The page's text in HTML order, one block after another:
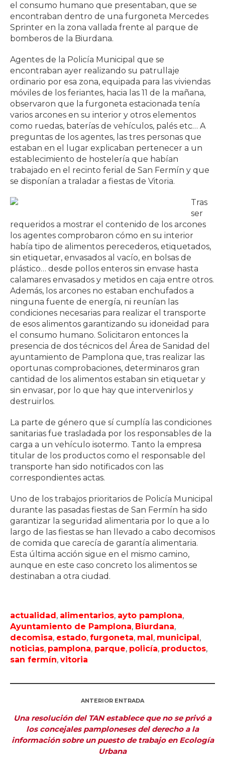
el consumo humano que presentaban, que se
encontraban dentro de una furgoneta Mercedes
Sprinter en la zona vallada frente al parque de
bomberos de la Biurdana.
Agentes de la Policía Municipal que se
encontraban ayer realizando su patrullaje
ordinario por esa zona, equipada para las viviendas
móviles de los feriantes, hacia las 11 de la mañana,
observaron que la furgoneta estacionada tenía
varios arcones en su interior y otros elementos
como ruedas, baterías de vehículos, palés etc… A
preguntas de los agentes, las tres personas que
estaban en el lugar explicaban pertenecer a un
establecimiento de hostelería que habían
trabajado en el recinto ferial de San Fermín y que
se disponían a traladar a fiestas de Vitoria.
Tras
ser
requeridos a mostrar el contenido de los arcones
los agentes comprobaron cómo en su interior
había tipo de alimentos perecederos, etiquetados,
sin etiquetar, envasados al vacío, en bolsas de
plástico… desde pollos enteros sin envase hasta
calamares envasados y metidos en caja entre otros.
Además, los arcones no estaban enchufados a
ninguna fuente de energía, ni reunían las
condiciones necesarias para realizar el transporte
de esos alimentos garantizando su idoneidad para
el consumo humano. Solicitaron entonces la
presencia de dos técnicos del Área de Sanidad del
ayuntamiento de Pamplona que, tras realizar las
oportunas comprobaciones, determinaros gran
cantidad de los alimentos estaban sin etiquetar y
sin envasar, por lo que hay que intervenirlos y
destruirlos.
La parte de género que sí cumplía las condiciones
sanitarias fue trasladada por los responsables de la
carga a un vehículo isotermo. Tanto la empresa
titular de los productos como el responsable del
transporte han sido notificados con las
correspondientes actas.
Uno de los trabajos prioritarios de Policía Municipal
durante las pasadas fiestas de San Fermín ha sido
garantizar la seguridad alimentaria por lo que a lo
largo de las fiestas se han llevado a cabo decomisos
de comida que carecía de garantía alimentaria.
Esta última acción sigue en el mismo camino,
aunque en este caso concreto los alimentos se
destinaban a otra ciudad.
actualidad , alimentarios, ayto pamplona,
Ayuntamiento de Pamplona, Biurdana,
decomisa, estado, furgoneta, mal , municipal ,
noticias, pamplona, parque, policía, productos,
san fermín, vitoria
ANTERIOR ENTRADA
Una resolución del TAN establece que no se privó a
los concejales pamploneses del derecho a la
información sobre un puesto de trabajo en Ecología
Urbana